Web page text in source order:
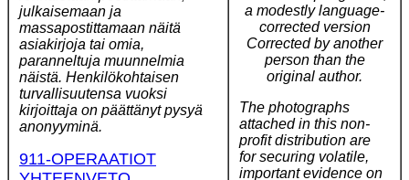
julkaisemaan ja
massapostittamaan näitä
asiakirjoja tai omia,
paranneltuja muunnelmia
näistä. Henkilökohtaisen
turvallisuutensa vuoksi
kirjoittaja on päättänyt pysyä
anonyyminä.
911-OPERAATIOT
a modestly language-
corrected version
Corrected by another
person than the
original author.
The photographs
attached in this non-
profit distribution are
for securing volatile,
important evidence on